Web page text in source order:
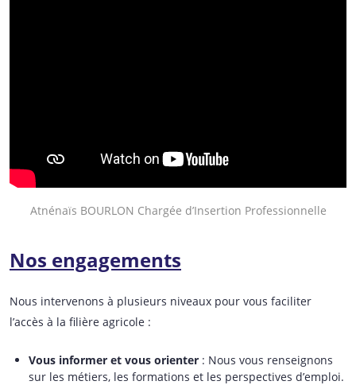
Atnénaïs BOURLON Chargée d’Insertion Professionnelle
Nos engagements
Nous intervenons à plusieurs niveaux pour vous faciliter
l’accès à la filière agricole :
Vous informer et vous orienter : Nous vous renseignons
sur les métiers, les formations et les perspectives d’emploi.